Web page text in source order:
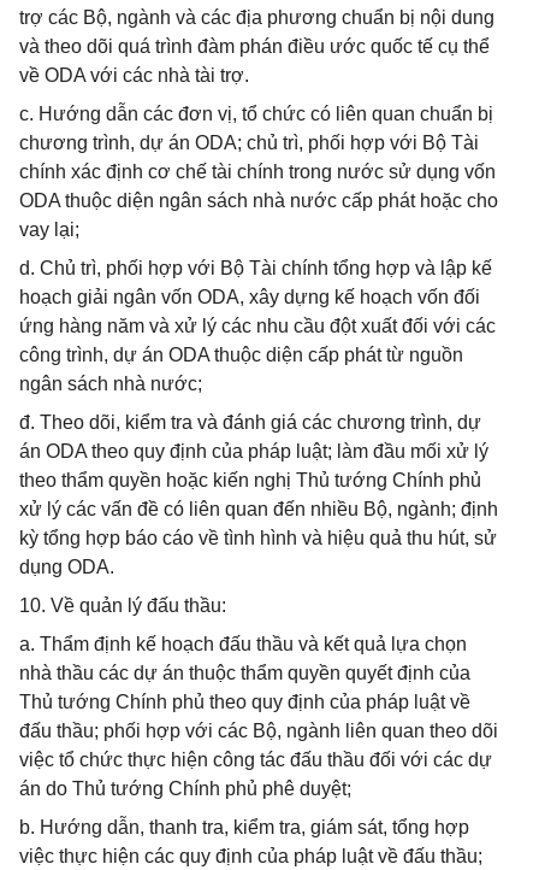
trợ các Bộ, ngành và các địa phương chuẩn bị nội dung
và theo dõi quá trình đàm phán điều ước quốc tế cụ thể
về ODA với các nhà tài trợ.
c. Hướng dẫn các đơn vị, tổ chức có liên quan chuẩn bị
chương trình, dự án ODA; chủ trì, phối hợp với Bộ Tài
chính xác định cơ chế tài chính trong nước sử dụng vốn
ODA thuộc diện ngân sách nhà nước cấp phát hoặc cho
vay lại;
d. Chủ trì, phối hợp với Bộ Tài chính tổng hợp và lập kế
hoạch giải ngân vốn ODA, xây dựng kế hoạch vốn đối
ứng hàng năm và xử lý các nhu cầu đột xuất đối với các
công trình, dự án ODA thuộc diện cấp phát từ nguồn
ngân sách nhà nước;
đ. Theo dõi, kiểm tra và đánh giá các chương trình, dự
án ODA theo quy định của pháp luật; làm đầu mối xử lý
theo thẩm quyền hoặc kiến nghị Thủ tướng Chính phủ
xử lý các vấn đề có liên quan đến nhiều Bộ, ngành; định
kỳ tổng hợp báo cáo về tình hình và hiệu quả thu hút, sử
dụng ODA.
10. Về quản lý đấu thầu:
a. Thẩm định kế hoạch đấu thầu và kết quả lựa chọn
nhà thầu các dự án thuộc thẩm quyền quyết định của
Thủ tướng Chính phủ theo quy định của pháp luật về
đấu thầu; phối hợp với các Bộ, ngành liên quan theo dõi
việc tổ chức thực hiện công tác đấu thầu đối với các dự
án do Thủ tướng Chính phủ phê duyệt;
b. Hướng dẫn, thanh tra, kiểm tra, giám sát, tổng hợp
việc thực hiện các quy định của pháp luật về đấu thầu;